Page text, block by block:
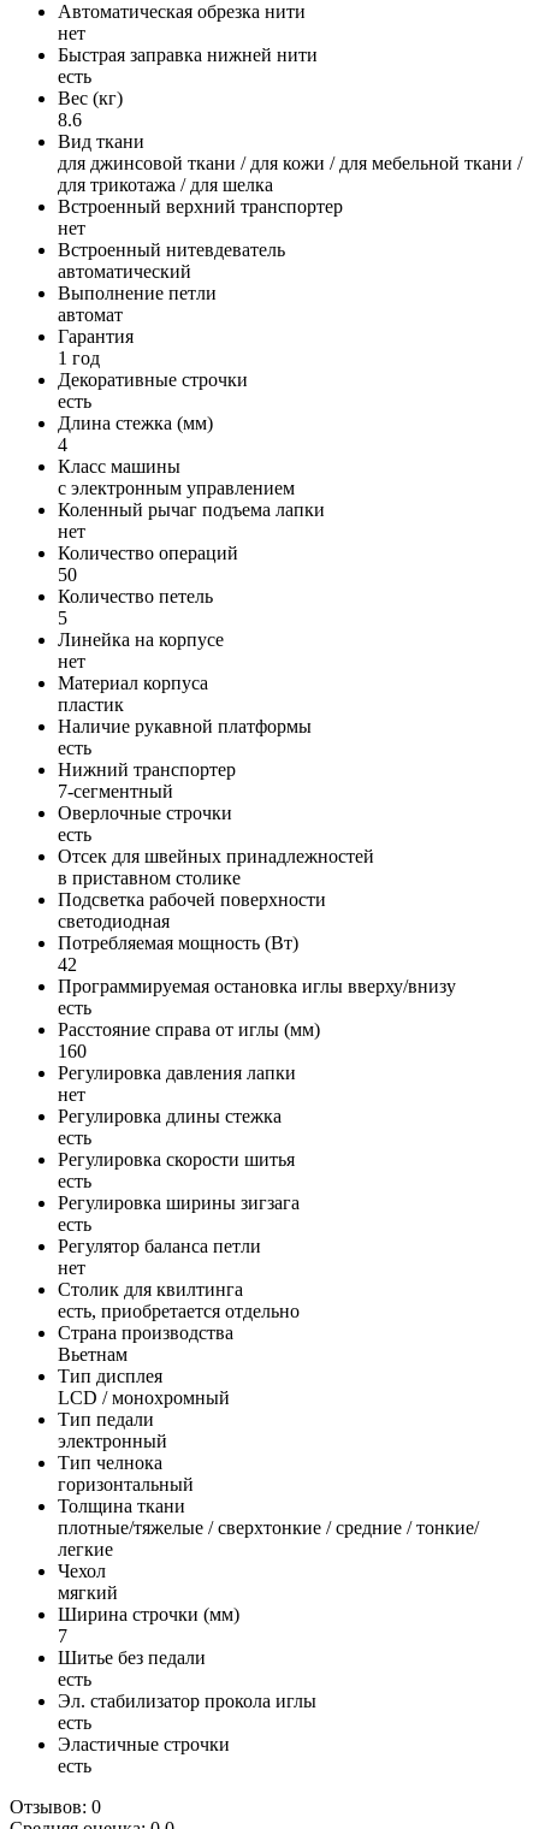
Автоматическая обрезка нити
нет
Быстрая заправка нижней нити
есть
Вес (кг)
8.6
Вид ткани
для джинсовой ткани / для кожи / для мебельной ткани /
для трикотажа / для шелка
Встроенный верхний транспортер
нет
Встроенный нитевдеватель
автоматический
Выполнение петли
автомат
Гарантия
1 год
Декоративные строчки
есть
Длина стежка (мм)
4
Класс машины
с электронным управлением
Коленный рычаг подъема лапки
нет
Количество операций
50
Количество петель
5
Линейка на корпусе
нет
Материал корпуса
пластик
Наличие рукавной платформы
есть
Нижний транспортер
7-сегментный
Оверлочные строчки
есть
Отсек для швейных принадлежностей
в приставном столике
Подсветка рабочей поверхности
светодиодная
Потребляемая мощность (Вт)
42
Программируемая остановка иглы вверху/внизу
есть
Расстояние справа от иглы (мм)
160
Регулировка давления лапки
нет
Регулировка длины стежка
есть
Регулировка скорости шитья
есть
Регулировка ширины зигзага
есть
Регулятор баланса петли
нет
Столик для квилтинга
есть, приобретается отдельно
Страна производства
Вьетнам
Тип дисплея
LCD / монохромный
Тип педали
электронный
Тип челнока
горизонтальный
Толщина ткани
плотные/тяжелые / сверхтонкие / средние / тонкие/
легкие
Чехол
мягкий
Ширина строчки (мм)
7
Шитье без педали
есть
Эл. стабилизатор прокола иглы
есть
Эластичные строчки
есть
Отзывов: 0